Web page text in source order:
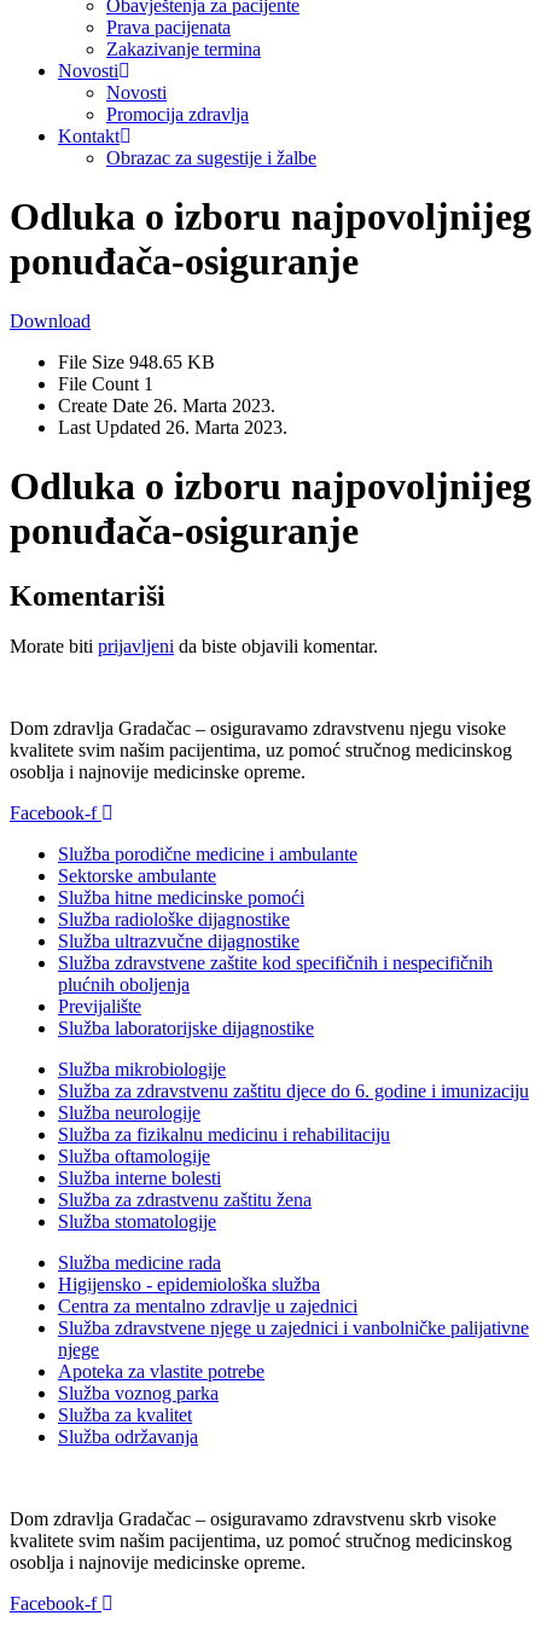
Obavještenja za pacijente
Prava pacijenata
Zakazivanje termina
Novosti
Novosti
Promocija zdravlja
Kontakt
Obrazac za sugestije i žalbe
Odluka o izboru najpovoljnijeg
ponuđača-osiguranje
Download
File Size 948.65 KB
File Count 1
Create Date 26. Marta 2023.
Last Updated 26. Marta 2023.
Odluka o izboru najpovoljnijeg
ponuđača-osiguranje
Komentariši
Morate biti prijavljeni da biste objavili komentar.
Dom zdravlja Gradačac – osiguravamo zdravstvenu njegu visoke
kvalitete svim našim pacijentima, uz pomoć stručnog medicinskog
osoblja i najnovije medicinske opreme.
Facebook-f
Služba porodične medicine i ambulante
Sektorske ambulante
Služba hitne medicinske pomoći
Služba radiološke dijagnostike
Služba ultrazvučne dijagnostike
Služba zdravstvene zaštite kod specifičnih i nespecifičnih
plućnih oboljenja
Previjalište
Služba laboratorijske dijagnostike
Služba mikrobiologije
Služba za zdravstvenu zaštitu djece do 6. godine i imunizaciju
Služba neurologije
Služba za fizikalnu medicinu i rehabilitaciju
Služba oftamologije
Služba interne bolesti
Služba za zdrastvenu zaštitu žena
Služba stomatologije
Služba medicine rada
Higijensko - epidemiološka služba
Centra za mentalno zdravlje u zajednici
Služba zdravstvene njege u zajednici i vanbolničke palijativne
njege
Apoteka za vlastite potrebe
Služba voznog parka
Služba za kvalitet
Služba održavanja
Dom zdravlja Gradačac – osiguravamo zdravstvenu skrb visoke
kvalitete svim našim pacijentima, uz pomoć stručnog medicinskog
osoblja i najnovije medicinske opreme.
Facebook-f